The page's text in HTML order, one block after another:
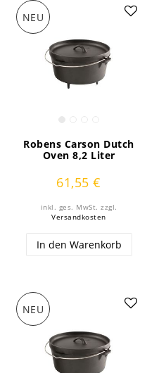
NEU
Robens Carson Dutch
Oven 8,2 Liter
61,55 €
inkl. ges. MwSt. zzgl.
Versandkosten
In den Warenkorb
NEU